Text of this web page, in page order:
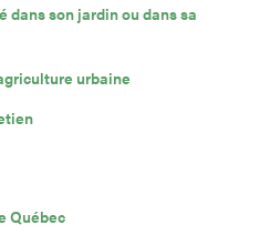
dans son jardin ou dans sa
urbaine
Québec